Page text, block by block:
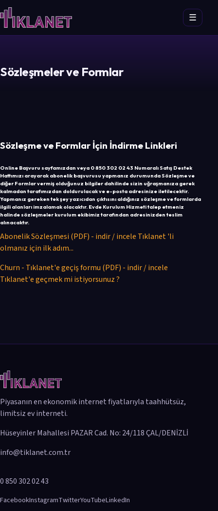
☰
Sözleşmeler ve Formlar
Sözleşme ve Formlar İçin İndirme Linkleri
Online Başvuru sayfamızdan veya 0 850 302 02 43 Numaralı Satış Destek
Hattımızı arayarak abonelik başvurusu yapmanız durumunda Sözleşme ve
diğer Formlar vermiş olduğunuz bilgiler dahilinde sizin uğraşmanıza gerek
kalmadan tarafımızdan doldurulacak ve e-posta adresinize iletilecektir.
Yapmanız gereken tek şey yazıcıdan çıktısını aldığınız sözleşme ve formlarda
ilgili alanları imzalamak olacaktır. Evde Kurulum Hizmeti talep etmeniz
halinde sözleşmeler kurulum ekibimiz tarafından adresinizden teslim
alınacaktır.
Abonelik Sözleşmesi (PDF) - indir / incele Tıklanet 'li
olmanız için ilk adım...
Churn - Tıklanet'e geçiş formu (PDF) - indir / incele
Tıklanet'e geçmek mi istiyorsunuz ?
Piyasanın en ekonomik internet fiyatlarıyla taahhütsüz,
limitsiz ev interneti.
Hüseyinler Mahallesi PAZAR Cad. No: 24/118 ÇAL/DENİZLİ
info@tiklanet.com.tr
0 850 302 02 43
FacebookInstagramTwitterYouTubeLinkedIn